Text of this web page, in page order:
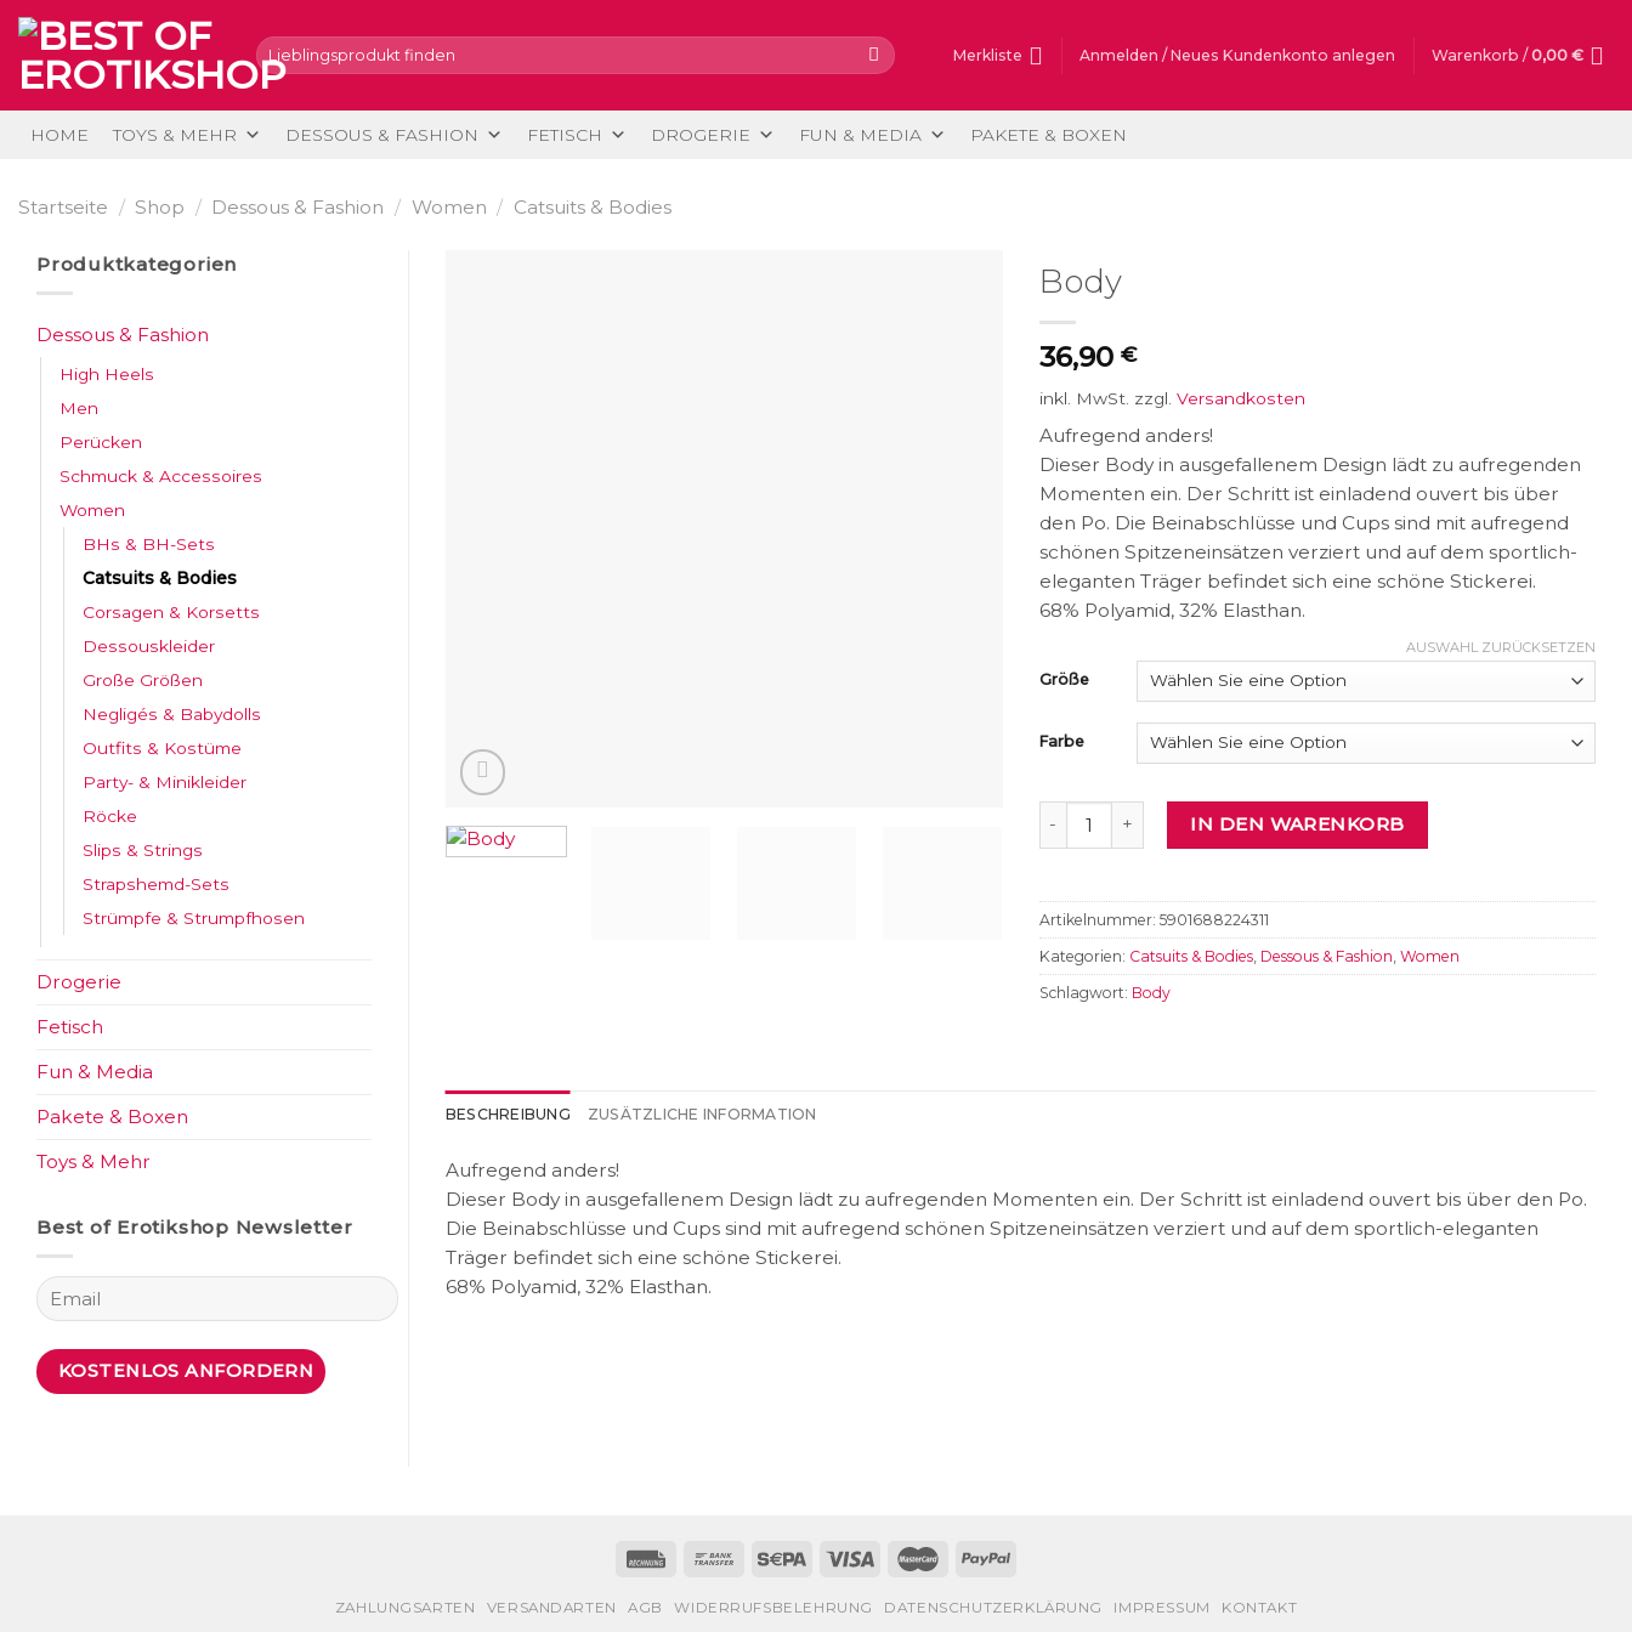
Skip
to
content
Suche
nach:
Merkliste Anmelden / Neues Kundenkonto anlegen Warenkorb /0,00 €
HOME TOYS & MEHR DESSOUS & FASHION FETISCH DROGERIE FUN & MEDIA PAKETE & BOXEN
Startseite / Shop / Dessous & Fashion / Women / Catsuits & Bodies
Produktkategorien
Dessous & Fashion
High Heels
Men
Perücken
Schmuck & Accessoires
Women
BHs & BH-Sets
Catsuits & Bodies
Corsagen & Korsetts
Dessouskleider
Große Größen
Negligés & Babydolls
Outfits & Kostüme
Party- & Minikleider
Röcke
Slips & Strings
Strapshemd-Sets
Strümpfe & Strumpfhosen
Drogerie
Fetisch
Fun & Media
Pakete & Boxen
Toys & Mehr
Best of Erotikshop Newsletter
Body
36,90 €
inkl. MwSt. zzgl. Versandkosten
Aufregend anders!
Dieser Body in ausgefallenem Design lädt zu aufregenden
Momenten ein. Der Schritt ist einladend ouvert bis über
den Po. Die Beinabschlüsse und Cups sind mit aufregend
schönen Spitzeneinsätzen verziert und auf dem sportlich-
eleganten Träger befindet sich eine schöne Stickerei.
68% Polyamid, 32% Elasthan.
Größe
Farbe
AUSWAHL ZURÜCKSETZEN
Body Menge IN DEN WARENKORB
Artikelnummer: 5901688224311
Kategorien: Catsuits & Bodies, Dessous & Fashion Women
Schlagwort: Body
BESCHREIBUNG ZUSÄTZLICHE INFORMATION
Aufregend anders!
Dieser Body in ausgefallenem Design lädt zu aufregenden Momenten ein. Der Schritt ist einladend ouvert bis über den Po.
Die Beinabschlüsse und Cups sind mit aufregend schönen Spitzeneinsätzen verziert und auf dem sportlich-eleganten
Träger befindet sich eine schöne Stickerei.
68% Polyamid, 32% Elasthan.
ZAHLUNGSARTEN VERSANDARTEN AGB WIDERRUFSBELEHRUNG DATENSCHUTZERKLÄRUNG IMPRESSUM KONTAKT